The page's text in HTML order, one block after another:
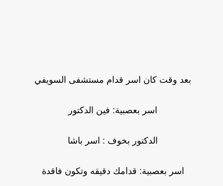
بعد وقت كان اسر قدام مستشفى السويفي
اسر بعصبية: فين الدكتور
الدكتور بخوف : اسر باشا
اسر بعصبية: قدامك دقيقه وتكون فاقدة